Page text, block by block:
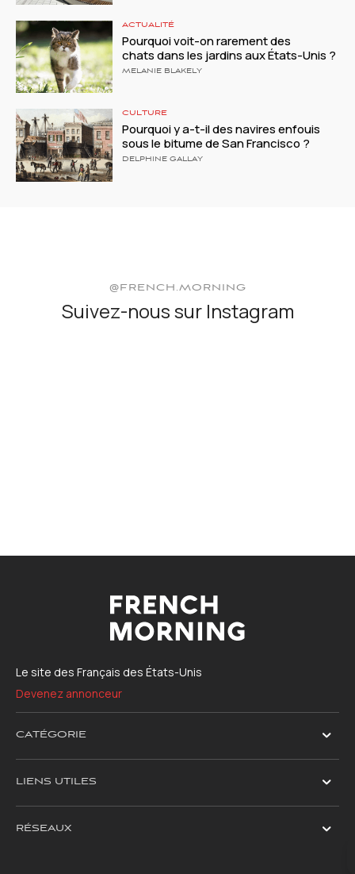
ACTUALITÉ
Pourquoi voit-on rarement des
chats dans les jardins aux États-Unis ?
MELANIE BLAKELY
CULTURE
Pourquoi y a-t-il des navires enfouis
sous le bitume de San Francisco ?
DELPHINE GALLAY
@FRENCH.MORNING
Suivez-nous sur Instagram
Le site des Français des États-Unis
Devenez annonceur
CATÉGORIE
LIENS UTILES
RÉSEAUX